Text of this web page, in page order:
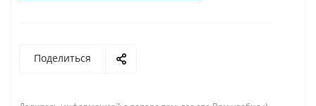
Поделиться